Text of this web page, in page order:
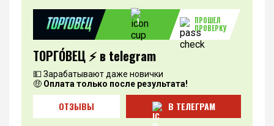
1
ПРОШЕЛ
ПРОВЕРКУ
ТОРГО́ВЕЦ ⚡️ в telegram
💵 Зарабатывают даже новички
🤑 Оплата только после результата!
ОТЗЫВЫ В ТЕЛЕГРАМ